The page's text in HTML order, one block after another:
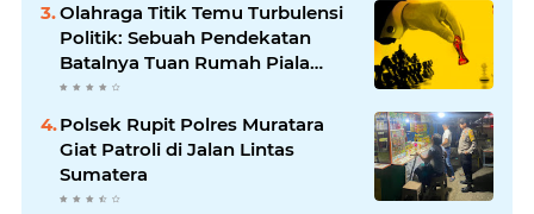
Olahraga Titik Temu Turbulensi
Politik: Sebuah Pendekatan
Batalnya Tuan Rumah Piala
Dunia U-20
Polsek Rupit Polres Muratara
Giat Patroli di Jalan Lintas
Sumatera